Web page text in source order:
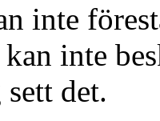
inte
inte
det.